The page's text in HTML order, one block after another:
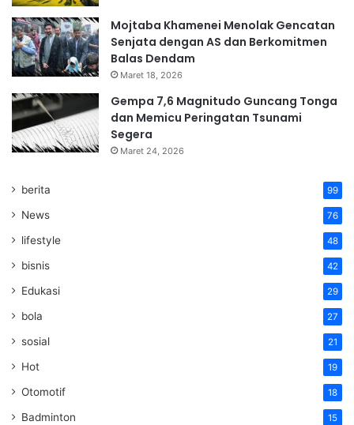
Mojtaba Khamenei Menolak Gencatan
Senjata dengan AS dan Berkomitmen
Balas Dendam
Maret 18, 2026
Gempa 7,6 Magnitudo Guncang Tonga
dan Memicu Peringatan Tsunami
Segera
Maret 24, 2026
berita 99
News 76
lifestyle 48
bisnis 42
Edukasi 29
bola 27
sosial 21
Hot 19
Otomotif 18
Badminton 15